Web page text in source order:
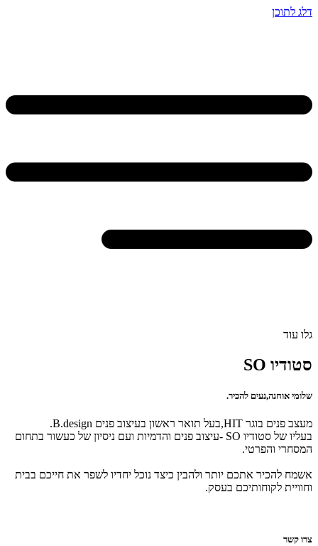
לתוכן
דלג לתוכן
גלו עוד
סטודיו SO
שלומי אוחנה,נעים להכיר.
מעצב פנים בוגר HIT,בעל תואר ראשון בעיצוב פנים B.design.
בעליו של סטודיו SO -עיצוב פנים והדמיות ועם ניסיון של כעשור בתחום
המסחרי והפרטי.
אשמח להכיר אתכם יותר ולהבין כיצד נוכל יחדיו לשפר את חייכם בבית
וחוויית לקוחותיכם בעסק.
צרו קשר